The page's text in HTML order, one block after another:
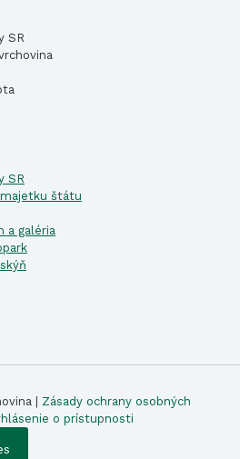
SR
SR
štátu
a galéria
| Zásady ochrany osobných
o prístupnosti